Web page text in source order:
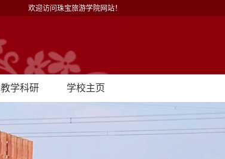
欢迎访问珠宝旅游学院网站！
教学科研 学校主页